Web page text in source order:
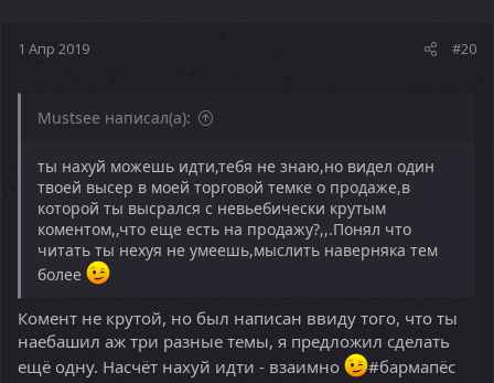
1 Апр 2019 #20
Mustsee написал(а):
ты нахуй можешь идти,тебя не знаю,но видел один
твоей высер в моей торговой темке о продаже,в
которой ты высрался с невьебически крутым
коментом,,что еще есть на продажу?,,.Понял что
читать ты нехуя не умеешь,мыслить наверняка тем
более
Комент не крутой, но был написан ввиду того, что ты
наебашил аж три разные темы, я предложил сделать
ещё одну. Насчёт нахуй идти - взаимно
#бармапёс